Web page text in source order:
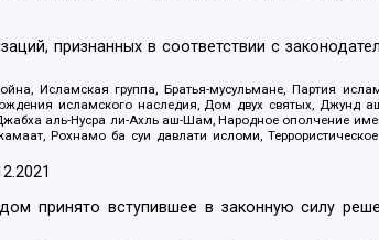
признанных в соответствии с
Исламская группа, Братья-мусульмане, Партия
исламского наследия, Дом двух святых,
аль-Нусра ли-Ахль аш-Шам, Народное ополчение
Рохнамо ба суи давлати исломи, Террористическое
принято вступившее в законную силу